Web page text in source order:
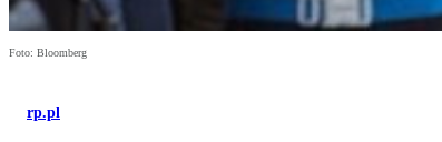
Foto: Bloomberg
rp.pl